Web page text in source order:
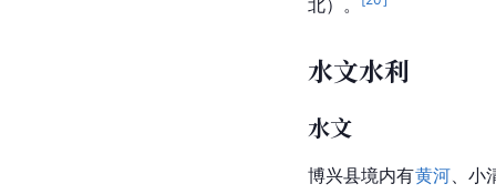
水文水利
水文
博兴县境内有黄河、小